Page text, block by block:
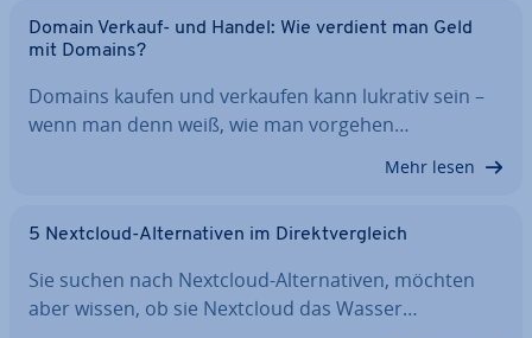
Domain Verkauf- und Handel: Wie verdient man Geld
mit Domains?
Domains kaufen und verkaufen kann lukrativ sein –
wenn man denn weiß, wie man vorgehen…
Mehr lesen
5 Nextcloud-Al­ter­na­ti­ven im Di­rekt­ver­gleich
Sie suchen nach Nextcloud-Al­ter­na­ti­ven, möchten
aber wissen, ob sie Nextcloud das Wasser…